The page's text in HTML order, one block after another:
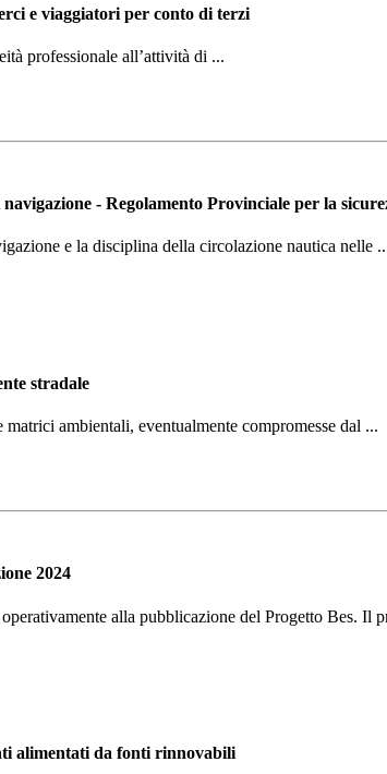
e viaggiatori per conto di terzi
professionale all’attività di ...
- Regolamento Provinciale per la
e la disciplina della circolazione nautica nelle
stradale
ambientali, eventualmente compromesse dal ...
2024
alla pubblicazione del Progetto Bes. Il
alimentati da fonti rinnovabili